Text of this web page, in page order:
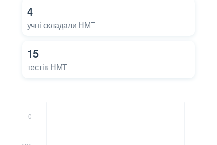
4
учні складали НМТ
15
тестів НМТ